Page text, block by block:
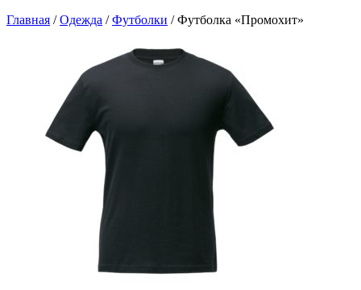
Главная /Одежда /Футболки / Футболка «Промохит»